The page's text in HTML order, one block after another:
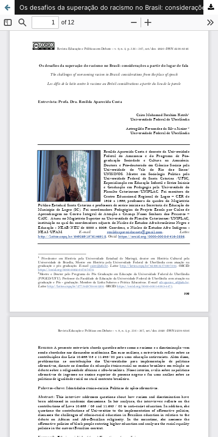
Os desafios da superação do racismo no Brasil: considerações a partir do lugar de fala / The challenges of overcoming racism in Brazil: considerations from the place of speech